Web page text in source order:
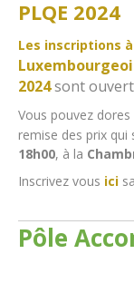
PLQE 2024
Les inscriptions
2024sont
Vous pouvez
remise des prix qui
18h00, à la
Inscrivez vous ici
Pôle